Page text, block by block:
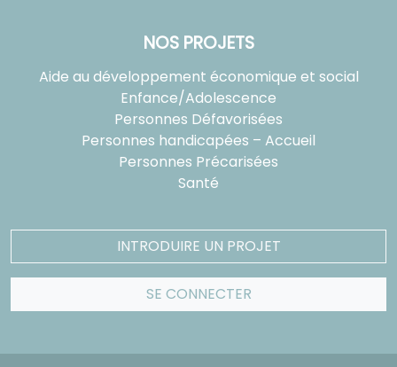
NOS PROJETS
Aide au développement économique et social
Enfance/Adolescence
Personnes Défavorisées
Personnes handicapées – Accueil
Personnes Précarisées
Santé
INTRODUIRE UN PROJET
SE CONNECTER